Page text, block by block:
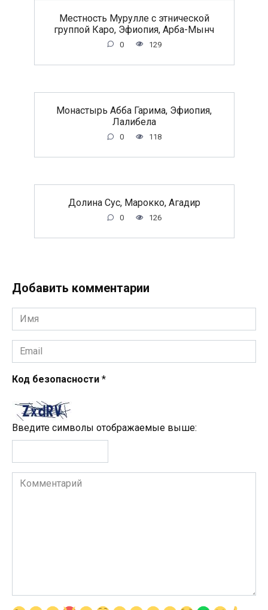
Местность Мурулле с этнической
группой Каро, Эфиопия, Арба-Мынч
0 129
Монастырь Абба Гарима, Эфиопия,
Лалибела
0 118
Долина Сус, Марокко, Агадир
0 126
Добавить комментарии
Имя
*
Email
*
Код безопасности *
Введите символы отображаемые выше:
Комментарий